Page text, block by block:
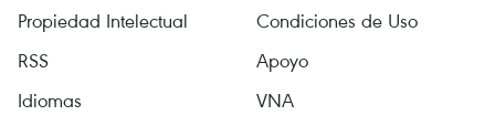
Propiedad Intelectual
Condiciones de Uso
RSS
Apoyo
Idiomas
VNA